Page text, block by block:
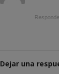
Dejar una